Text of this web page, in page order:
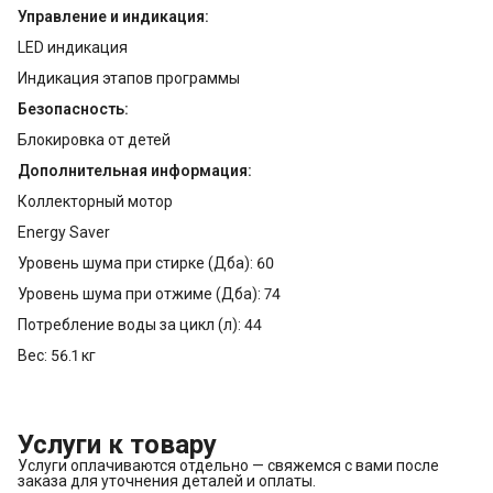
Управление и индикация:
LED индикация
Индикация этапов программы
Безопасность:
Блокировка от детей
Дополнительная информация:
Коллекторный мотор
Energy Saver
Уровень шума при стирке (Дба): 60
Уровень шума при отжиме (Дба): 74
Потребление воды за цикл (л): 44
Вес: 56.1 кг
Услуги к товару
Услуги оплачиваются отдельно — свяжемся с вами после
заказа для уточнения деталей и оплаты.